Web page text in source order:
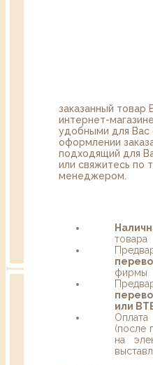
заказанный
интернет-
удобными для Вас
оформлении
подходящий для
или свяжитесь по
менеджером.
товара
фирмы
или
(после
на